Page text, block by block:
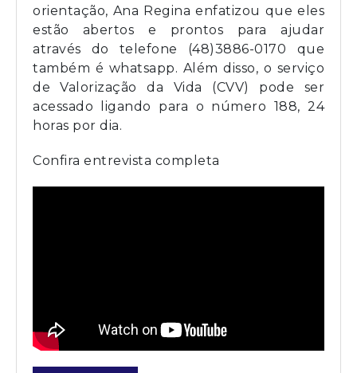
orientação, Ana Regina enfatizou que eles
estão abertos e prontos para ajudar
através do telefone (48)3886-0170 que
também é whatsapp. Além disso, o serviço
de Valorização da Vida (CVV) pode ser
acessado ligando para o número 188, 24
horas por dia.
Confira entrevista completa